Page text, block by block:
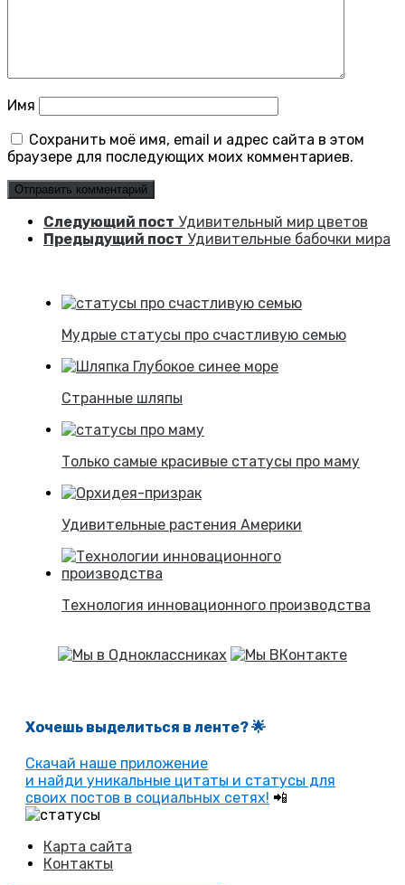
Имя
Сохранить моё имя, email и адрес сайта в этом
браузере для последующих моих комментариев.
Следующий пост Удивительный мир цветов
Предыдущий пост Удивительные бабочки мира
Мудрые статусы про счастливую семью
Странные шляпы
Только самые красивые статусы про маму
Удивительные растения Америки
Технология инновационного производства
Хочешь выделиться в ленте? 🌟
Скачай наше приложение
и найди уникальные цитаты и статусы для
своих постов в социальных сетях! 📲
Карта сайта
Контакты